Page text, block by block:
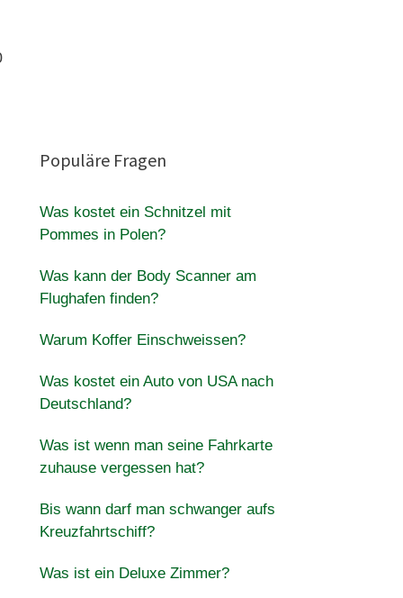
Populäre Fragen
Was kostet ein Schnitzel mit
Pommes in Polen?
Was kann der Body Scanner am
Flughafen finden?
Warum Koffer Einschweissen?
Was kostet ein Auto von USA nach
Deutschland?
Was ist wenn man seine Fahrkarte
zuhause vergessen hat?
Bis wann darf man schwanger aufs
Kreuzfahrtschiff?
Was ist ein Deluxe Zimmer?